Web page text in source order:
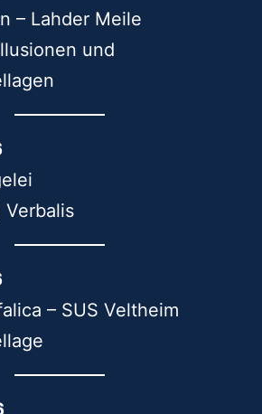
– Lahder Meile
und
Verbalis
– SUS Veltheim